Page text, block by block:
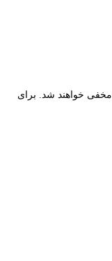
مخفی خواهند شد. برای